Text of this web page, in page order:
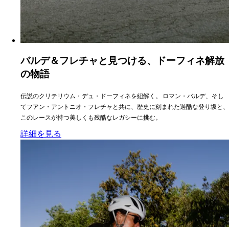
バルデ＆フレチャと見つける、ドーフィネ解放
の物語
伝説のクリテリウム・デュ・ドーフィネを紐解く。 ロマン・バルデ、そし
てフアン・アントニオ・フレチャと共に、歴史に刻まれた過酷な登り坂と、
このレースが持つ美しくも残酷なレガシーに挑む。
詳細を見る